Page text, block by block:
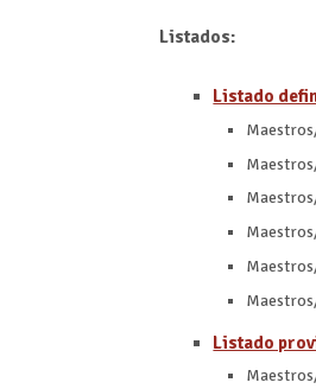
Listados:
Listado
Listado